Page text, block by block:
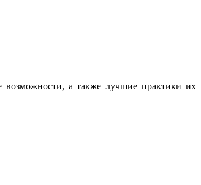
возможности, а также лучшие практики их